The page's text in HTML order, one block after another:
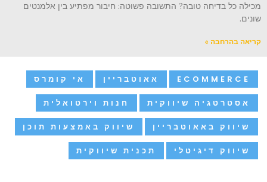
מכילה כל בדיחה טובה? התשובה פשוטה: חיבור מפתיע בין אלמנטים
שונים.
קריאה בהרחבה »
ECOMMERCE אאוטבריין אי קומרס
אסטרטגיה שיווקית חנות וירטואלית
שיווק באאוטבריין שיווק באמצעות תוכן
שיווק דיגיטלי תכנית שיווקית